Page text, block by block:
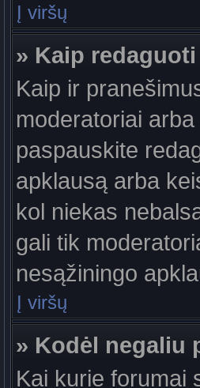
Į viršų
» Kaip
Kaip ir
moderatoriai
paspauskite
apklausą arba
kol niekas
gali tik
nesąžiningo
Į viršų
» Kodėl negaliu
Kai kurie forumai